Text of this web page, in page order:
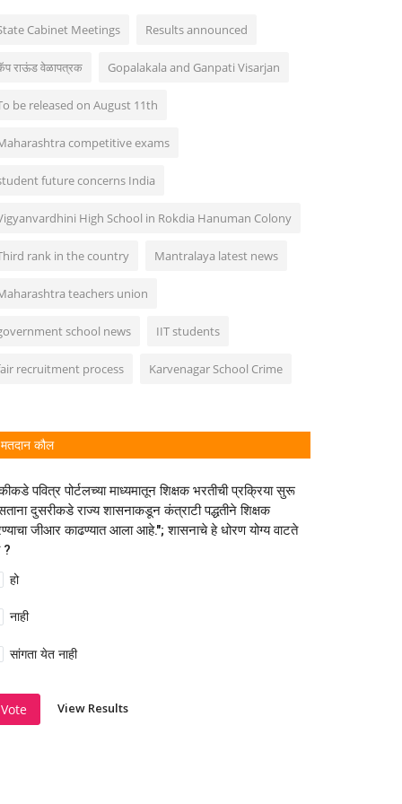
Cabinet Meetings Results announced
राऊंड वेळापत्रक Gopalakala and Ganpati Visarjan
be released on August 11th
competitive exams
future concerns India
High School in Rokdia Hanuman Colony
rank in the country Mantralaya latest news
teachers union
school news IIT students
recruitment process Karvenagar School Crime
मतदान कौल
पवित्र पोर्टलच्या माध्यमातून शिक्षक भरतीची प्रक्रिया सुरू
दुसरीकडे राज्य शासनाकडून कंत्राटी पद्धतीने शिक्षक
जीआर काढण्यात आला आहे."; शासनाचे हे धोरण योग्य वाटते
?
हो
नाही
सांगता येत नाही
Vote View Results